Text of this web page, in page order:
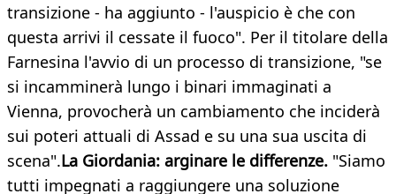
transizione - ha aggiunto - l'auspicio è che con
questa arrivi il cessate il fuoco". Per il titolare della
Farnesina l'avvio di un processo di transizione, "se
si incamminerà lungo i binari immaginati a
Vienna, provocherà un cambiamento che inciderà
sui poteri attuali di Assad e su una sua uscita di
scena".La Giordania: arginare le differenze. "Siamo
tutti impegnati a raggiungere una soluzione